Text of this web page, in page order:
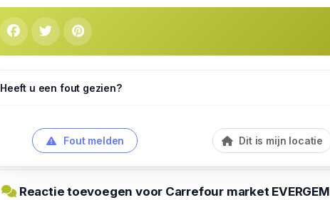
Heeft u een fout gezien?
Fout melden Dit is mijn locatie
Reactie toevoegen voor Carrefour market EVERGEM